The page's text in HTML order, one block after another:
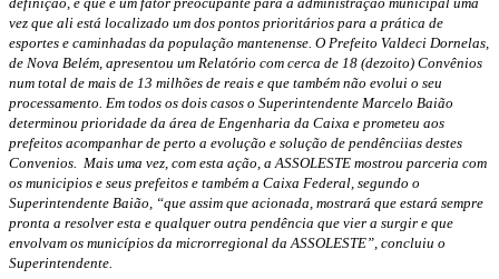
vez que ali está localizado um dos pontos prioritários para a prática de
esportes e caminhadas da população mantenense. O Prefeito Valdeci Dornelas,
de Nova Belém, apresentou um Relatório com cerca de 18 (dezoito) Convênios
num total de mais de 13 milhões de reais e que também não evolui o seu
processamento. Em todos os dois casos o Superintendente Marcelo Baião
determinou prioridade da área de Engenharia da Caixa e prometeu aos
prefeitos acompanhar de perto a evolução e solução de pendênciias destes
Convenios. Mais uma vez, com esta ação, a ASSOLESTE mostrou parceria com
os municipios e seus prefeitos e também a Caixa Federal, segundo o
Superintendente Baião, “que assim que acionada, mostrará que estará sempre
pronta a resolver esta e qualquer outra pendência que vier a surgir e que
envolvam os municípios da microrregional da ASSOLESTE”, concluiu o
Superintendente.